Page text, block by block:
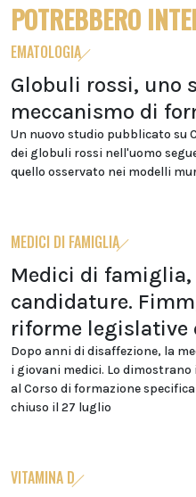
POTREBBERO
EMATOLOGIA
Globuli rossi, uno
meccanismo di
Un nuovo studio pubblicato su
dei globuli rossi nell'uomo
quello osservato nei modelli
MEDICI DI FAMIGLIA
Medici di famiglia,
candidature.
riforme legislative
Dopo anni di disaffezione, la
i giovani medici. Lo dimostrano
al Corso di formazione
chiuso il 27 luglio
VITAMINA D